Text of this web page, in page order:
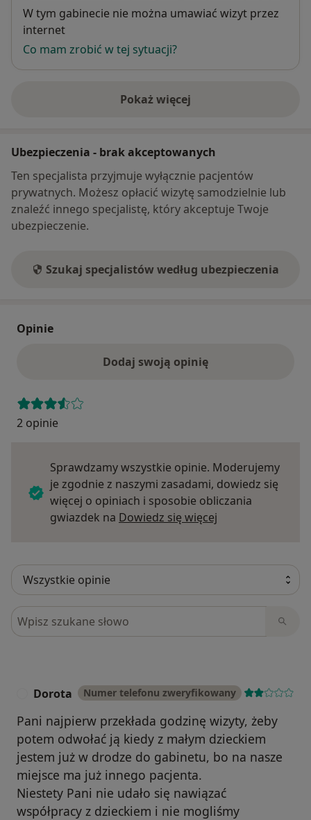
Dostępność
W tym gabinecie nie można umawiać wizyt przez
internet
Co mam zrobić w tej sytuacji?
Pokaż więcej
o adresie
Ubezpieczenia - brak akceptowanych
Ten specjalista przyjmuje wyłącznie pacjentów
prywatnych. Możesz opłacić wizytę samodzielnie lub
znaleźć innego specjalistę, który akceptuje Twoje
ubezpieczenie.
Szukaj specjalistów według ubezpieczenia
Opinie
Dodaj swoją opinię
2 opinie
Sprawdzamy wszystkie opinie. Moderujemy
je zgodnie z naszymi zasadami, dowiedz się
więcej o opiniach i sposobie obliczania
gwiazdek na Dowiedz się więcej
Szukaj w opiniach
Dorota Numer telefonu zweryfikowany
Pani najpierw przekłada godzinę wizyty, żeby
potem odwołać ją kiedy z małym dzieckiem
jestem już w drodze do gabinetu, bo na nasze
miejsce ma już innego pacjenta.
Niestety Pani nie udało się nawiązać
współpracy z dzieckiem i nie mogliśmy